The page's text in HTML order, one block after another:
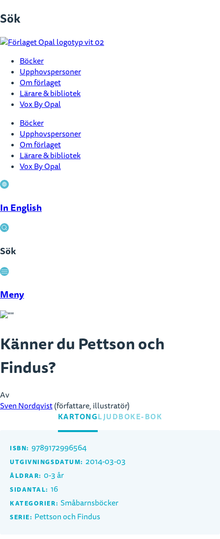
till
Sök
Böcker
Upphovspersoner
Om förlaget
Lärare & bibliotek
Vox By Opal
Böcker
Upphovspersoner
Om förlaget
Lärare & bibliotek
Vox By Opal
In English
Sök
Stäng
Meny
Känner du Pettson och
Findus?
Av
Sven Nordqvist(författare, illustratör)
KARTONGLJUDBOKE-BOK
ISBN: 9789172996564
UTGIVNINGSDATUM: 2014-03-03
ÅLDRAR: 0-3 år
SIDANTAL: 16
KATEGORIER: Småbarnsböcker
SERIE: Pettson och Findus